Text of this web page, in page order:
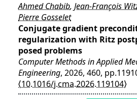
Ahmed Chabib, Jean-François
Pierre Gosselet
Conjugate gradient
regularization with Ritz
posed problems
Computer Methods in Applied
Engineering, 2026, 460,
⟨10.1016/j.cma.2026.119104⟩